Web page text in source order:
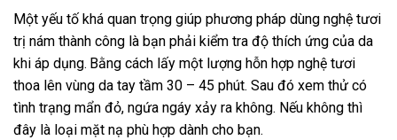
Một yếu tố khá quan trọng giúp phương pháp dùng nghệ tươi
trị nám thành công là bạn phải kiểm tra độ thích ứng của da
khi áp dụng. Bằng cách lấy một lượng hỗn hợp nghệ tươi
thoa lên vùng da tay tầm 30 – 45 phút. Sau đó xem thử có
tình trạng mẩn đỏ, ngứa ngáy xảy ra không. Nếu không thì
đây là loại mặt nạ phù hợp dành cho bạn.